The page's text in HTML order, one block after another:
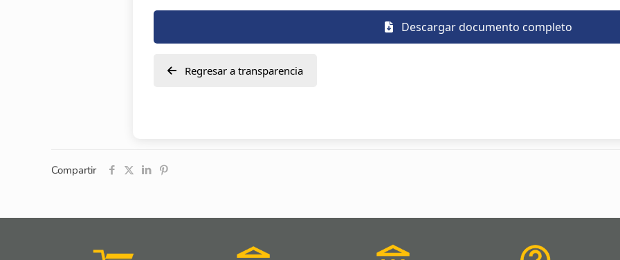
Descargar documento completo
Regresar a transparencia
Compartir